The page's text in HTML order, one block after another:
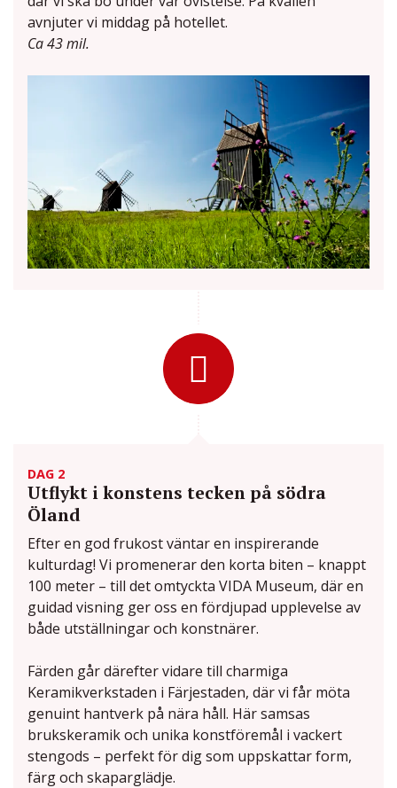
avnjuter vi middag på hotellet.
Ca 43 mil.
DAG 2
Utflykt i konstens tecken på södra
Öland
Efter en god frukost väntar en inspirerande
kulturdag! Vi promenerar den korta biten – knappt
100 meter – till det omtyckta VIDA Museum, där en
guidad visning ger oss en fördjupad upplevelse av
både utställningar och konstnärer.
Färden går därefter vidare till charmiga
Keramikverkstaden i Färjestaden, där vi får möta
genuint hantverk på nära håll. Här samsas
brukskeramik och unika konstföremål i vackert
stengods – perfekt för dig som uppskattar form,
färg och skaparglädje.